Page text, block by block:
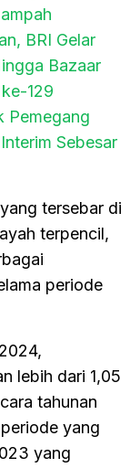
BRI Gelar
Bazaar
129
Pemegang
Sebesar
tersebar di
terpencil,
periode
lebih dari 1,05
tahunan
yang
yang